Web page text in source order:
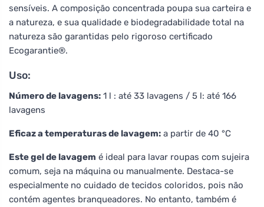
sensíveis. A composição concentrada poupa sua carteira e
a natureza, e sua qualidade e biodegradabilidade total na
natureza são garantidas pelo rigoroso certificado
Ecogarantie®.
Uso:
Número de lavagens: 1 l : até 33 lavagens / 5 l: até 166
lavagens
Eficaz a temperaturas de lavagem: a partir de 40 °C
Este gel de lavagem é ideal para lavar roupas com sujeira
comum, seja na máquina ou manualmente. Destaca-se
especialmente no cuidado de tecidos coloridos, pois não
contém agentes branqueadores. No entanto, também é